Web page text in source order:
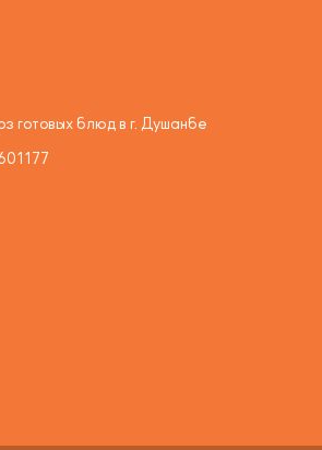
готовых блюд в г. Душанбе